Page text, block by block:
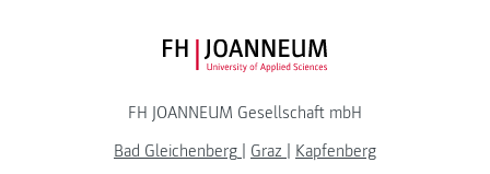
FH JOANNEUM Logo
FH JOANNEUM Gesellschaft mbH
Bad Gleichenberg
Graz
Kapfenberg